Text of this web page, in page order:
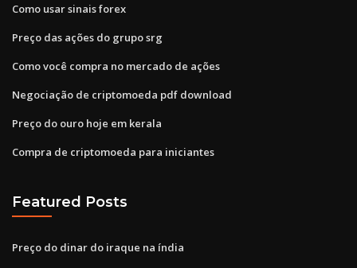
Como usar sinais forex
Preço das ações do grupo srg
Como você compra no mercado de ações
Negociação de criptomoeda pdf download
Preço do ouro hoje em kerala
Compra de criptomoeda para iniciantes
Featured Posts
Preço do dinar do iraque na índia